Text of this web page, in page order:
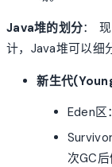
Java堆的划分：
计，Java堆可以细
新生代
Eden区
次GC后